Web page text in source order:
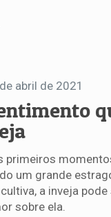
abril de 2021
primeiros
um grande
a inveja
sobre ela.